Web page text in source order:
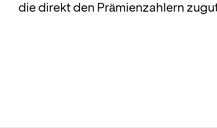
die direkt den Prämienzahlern